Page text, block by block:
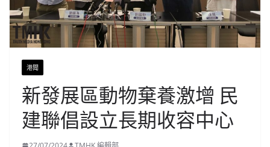
港聞
新發展區動物棄養激增 民
建聯倡設立長期收容中心